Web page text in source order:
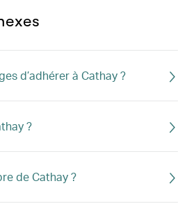
d’adhérer à Cathay ?
?
de Cathay ?